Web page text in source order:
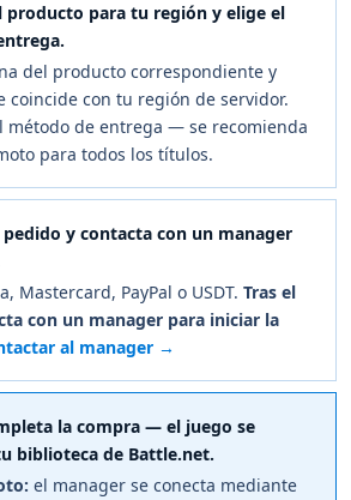
producto para tu región y elige el
del producto correspondiente y
coincide con tu región de servidor.
método de entrega — se recomienda
para todos los títulos.
y contacta con un manager
Mastercard, PayPal o USDT. Tras el
con un manager para iniciar la
al manager →
la compra — el juego se
biblioteca de Battle.net.
el manager se conecta mediante